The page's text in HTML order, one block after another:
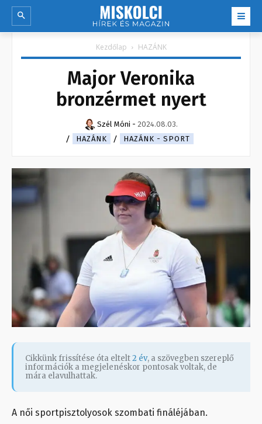
Kezdőlap HAZÁNK
Major Veronika
bronzérmet nyert
Szél Móni - 2024.08.03.
HAZÁNK
HAZÁNK - SPORT
Cikkünk frissítése óta eltelt2 év, a szövegben szereplő
információk a megjelenéskor pontosak voltak, de
mára elavulhattak.
A női sportpisztolyosok szombati fináléjában.